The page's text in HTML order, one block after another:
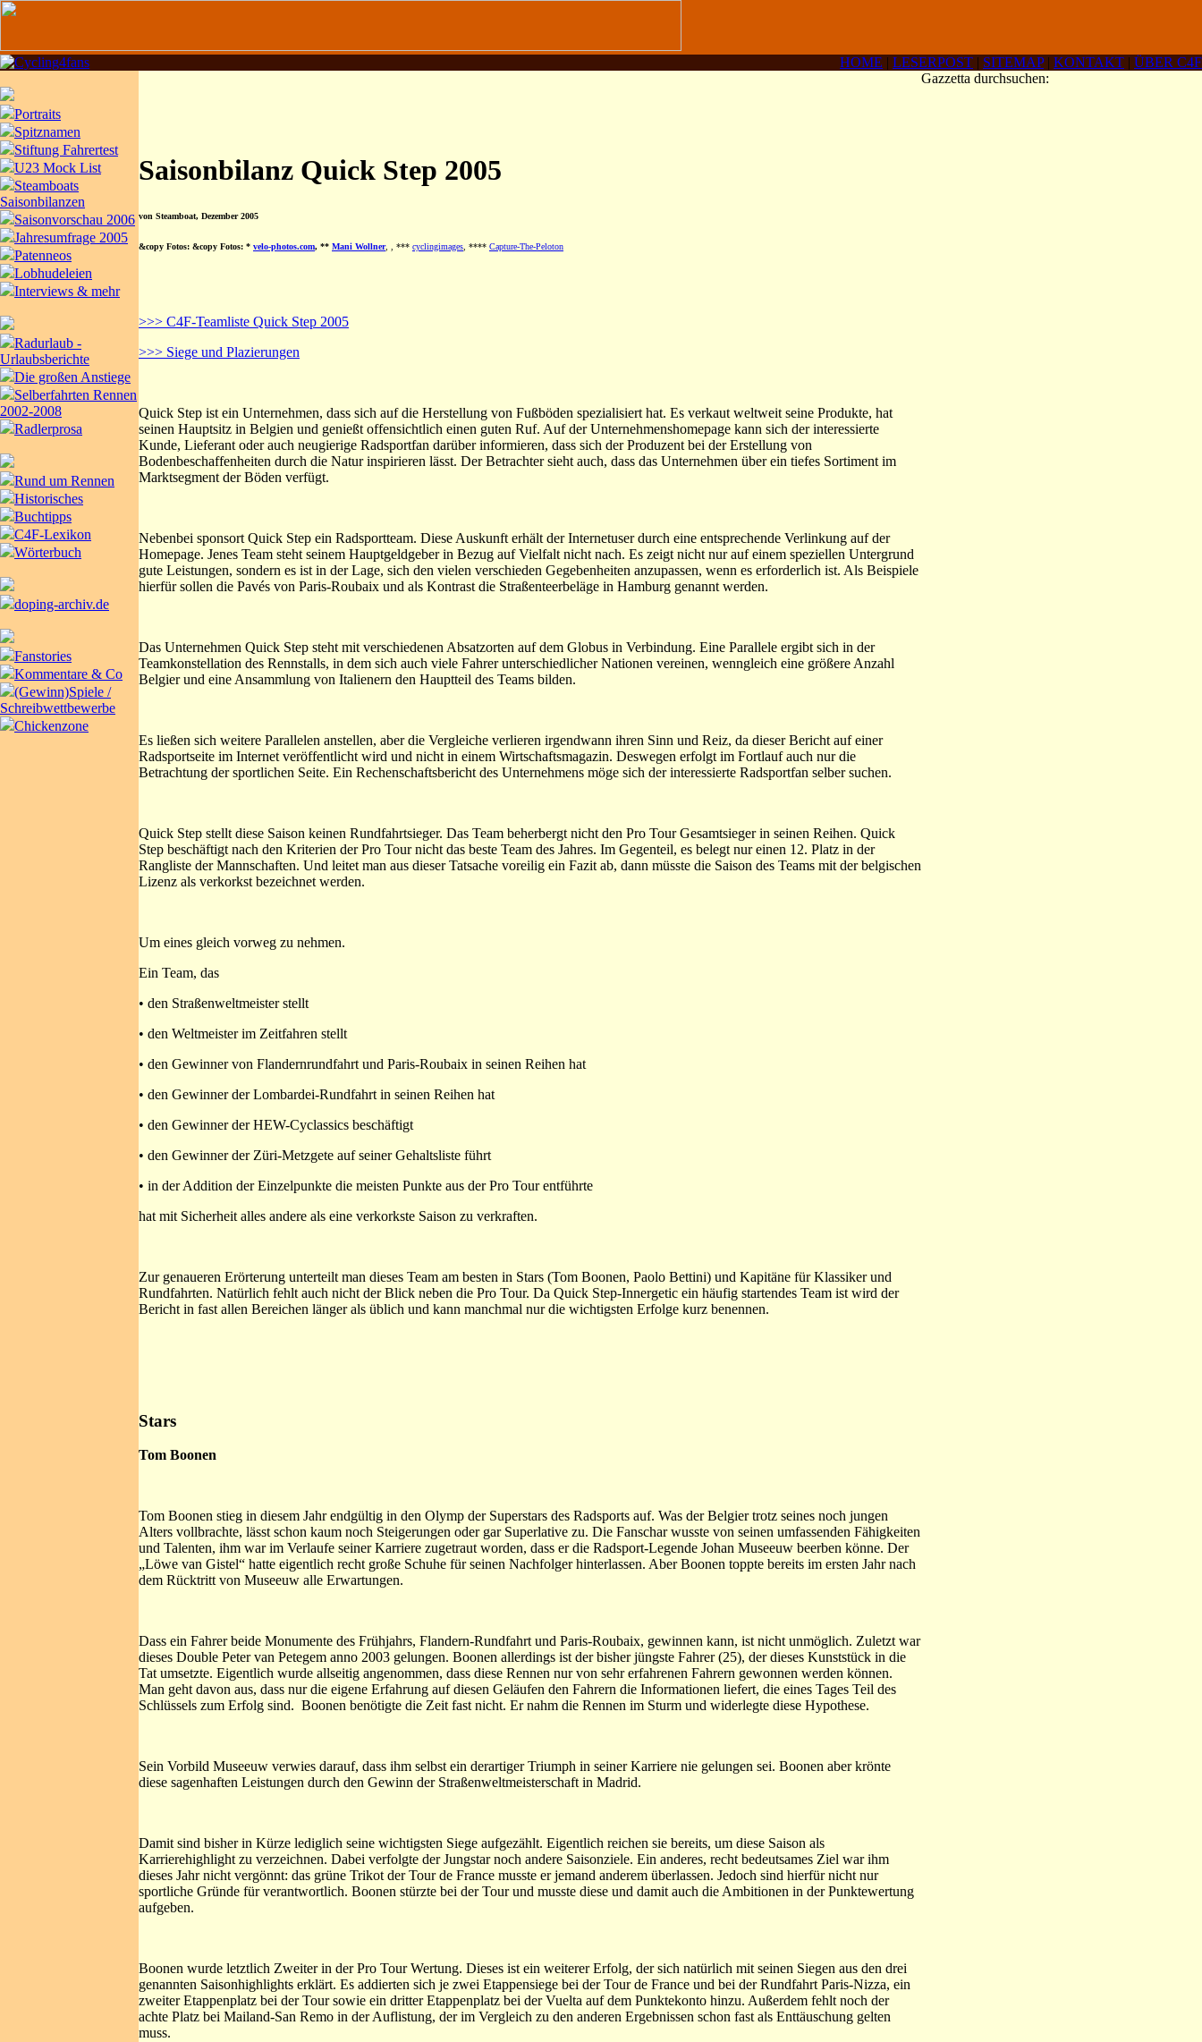
HOME | LESERPOST | SITEMAP| KONTAKT | ÜBER C4F
Portraits
Spitznamen
Stiftung Fahrertest
U23 Mock List
Steamboats
Saisonbilanzen
Saisonvorschau 2006
Jahresumfrage 2005
Patenneos
Lobhudeleien
Interviews & mehr
Radurlaub -
Urlaubsberichte
Die großen Anstiege
Selberfahrten Rennen
2002-2008
Radlerprosa
Rund um Rennen
Historisches
Buchtipps
C4F-Lexikon
Wörterbuch
doping-archiv.de
Fanstories
Kommentare & Co
(Gewinn)Spiele /
Schreibwettbewerbe
Chickenzone
Saisonbilanz Quick Step 2005
von Steamboat, Dezember 2005
&copy Fotos: &copy Fotos: * velo-photos.com, ** Mani Wollner, , *** cyclingimages , **** Capture-The-Peloton
>>> C4F-Teamliste Quick Step 2005
>>> Siege und Plazierungen
Quick Step ist ein Unternehmen, dass sich auf die Herstellung von Fußböden spezialisiert hat. Es verkaut weltweit seine Produkte, hat
seinen Hauptsitz in Belgien und genießt offensichtlich einen guten Ruf. Auf der Unternehmenshomepage kann sich der interessierte
Kunde, Lieferant oder auch neugierige Radsportfan darüber informieren, dass sich der Produzent bei der Erstellung von
Bodenbeschaffenheiten durch die Natur inspirieren lässt. Der Betrachter sieht auch, dass das Unternehmen über ein tiefes Sortiment im
Marktsegment der Böden verfügt.
Nebenbei sponsort Quick Step ein Radsportteam. Diese Auskunft erhält der Internetuser durch eine entsprechende Verlinkung auf der
Homepage. Jenes Team steht seinem Hauptgeldgeber in Bezug auf Vielfalt nicht nach. Es zeigt nicht nur auf einem speziellen Untergrund
gute Leistungen, sondern es ist in der Lage, sich den vielen verschieden Gegebenheiten anzupassen, wenn es erforderlich ist. Als Beispiele
hierfür sollen die Pavés von Paris-Roubaix und als Kontrast die Straßenteerbeläge in Hamburg genannt werden.
Das Unternehmen Quick Step steht mit verschiedenen Absatzorten auf dem Globus in Verbindung. Eine Parallele ergibt sich in der
Teamkonstellation des Rennstalls, in dem sich auch viele Fahrer unterschiedlicher Nationen vereinen, wenngleich eine größere Anzahl
Belgier und eine Ansammlung von Italienern den Hauptteil des Teams bilden.
Es ließen sich weitere Parallelen anstellen, aber die Vergleiche verlieren irgendwann ihren Sinn und Reiz, da dieser Bericht auf einer
Radsportseite im Internet veröffentlicht wird und nicht in einem Wirtschaftsmagazin. Deswegen erfolgt im Fortlauf auch nur die
Betrachtung der sportlichen Seite. Ein Rechenschaftsbericht des Unternehmens möge sich der interessierte Radsportfan selber suchen.
Quick Step stellt diese Saison keinen Rundfahrtsieger. Das Team beherbergt nicht den Pro Tour Gesamtsieger in seinen Reihen. Quick
Step beschäftigt nach den Kriterien der Pro Tour nicht das beste Team des Jahres. Im Gegenteil, es belegt nur einen 12. Platz in der
Rangliste der Mannschaften. Und leitet man aus dieser Tatsache voreilig ein Fazit ab, dann müsste die Saison des Teams mit der belgischen
Lizenz als verkorkst bezeichnet werden.
Um eines gleich vorweg zu nehmen.
Ein Team, das
• den Straßenweltmeister stellt
• den Weltmeister im Zeitfahren stellt
• den Gewinner von Flandernrundfahrt und Paris-Roubaix in seinen Reihen hat
• den Gewinner der Lombardei-Rundfahrt in seinen Reihen hat
• den Gewinner der HEW-Cyclassics beschäftigt
• den Gewinner der Züri-Metzgete auf seiner Gehaltsliste führt
• in der Addition der Einzelpunkte die meisten Punkte aus der Pro Tour entführte
hat mit Sicherheit alles andere als eine verkorkste Saison zu verkraften.
Zur genaueren Erörterung unterteilt man dieses Team am besten in Stars (Tom Boonen, Paolo Bettini) und Kapitäne für Klassiker und
Rundfahrten. Natürlich fehlt auch nicht der Blick neben die Pro Tour. Da Quick Step-Innergetic ein häufig startendes Team ist wird der
Bericht in fast allen Bereichen länger als üblich und kann manchmal nur die wichtigsten Erfolge kurz benennen.
Stars
Tom Boonen
Tom Boonen stieg in diesem Jahr endgültig in den Olymp der Superstars des Radsports auf. Was der Belgier trotz seines noch jungen
Alters vollbrachte, lässt schon kaum noch Steigerungen oder gar Superlative zu. Die Fanschar wusste von seinen umfassenden Fähigkeiten
und Talenten, ihm war im Verlaufe seiner Karriere zugetraut worden, dass er die Radsport-Legende Johan Museeuw beerben könne. Der
„Löwe van Gistel“ hatte eigentlich recht große Schuhe für seinen Nachfolger hinterlassen. Aber Boonen toppte bereits im ersten Jahr nach
dem Rücktritt von Museeuw alle Erwartungen.
Dass ein Fahrer beide Monumente des Frühjahrs, Flandern-Rundfahrt und Paris-Roubaix, gewinnen kann, ist nicht unmöglich. Zuletzt war
dieses Double Peter van Petegem anno 2003 gelungen. Boonen allerdings ist der bisher jüngste Fahrer (25), der dieses Kunststück in die
Tat umsetzte. Eigentlich wurde allseitig angenommen, dass diese Rennen nur von sehr erfahrenen Fahrern gewonnen werden können.
Man geht davon aus, dass nur die eigene Erfahrung auf diesen Geläufen den Fahrern die Informationen liefert, die eines Tages Teil des
Schlüssels zum Erfolg sind. Boonen benötigte die Zeit fast nicht. Er nahm die Rennen im Sturm und widerlegte diese Hypothese.
Sein Vorbild Museeuw verwies darauf, dass ihm selbst ein derartiger Triumph in seiner Karriere nie gelungen sei. Boonen aber krönte
diese sagenhaften Leistungen durch den Gewinn der Straßenweltmeisterschaft in Madrid.
Damit sind bisher in Kürze lediglich seine wichtigsten Siege aufgezählt. Eigentlich reichen sie bereits, um diese Saison als
Karrierehighlight zu verzeichnen. Dabei verfolgte der Jungstar noch andere Saisonziele. Ein anderes, recht bedeutsames Ziel war ihm
dieses Jahr nicht vergönnt: das grüne Trikot der Tour de France musste er jemand anderem überlassen. Jedoch sind hierfür nicht nur
sportliche Gründe für verantwortlich. Boonen stürzte bei der Tour und musste diese und damit auch die Ambitionen in der Punktewertung
aufgeben.
Boonen wurde letztlich Zweiter in der Pro Tour Wertung. Dieses ist ein weiterer Erfolg, der sich natürlich mit seinen Siegen aus den drei
genannten Saisonhighlights erklärt. Es addierten sich je zwei Etappensiege bei der Tour de France und bei der Rundfahrt Paris-Nizza, ein
zweiter Etappenplatz bei der Tour sowie ein dritter Etappenplatz bei der Vuelta auf dem Punktekonto hinzu. Außerdem fehlt noch der
achte Platz bei Mailand-San Remo in der Auflistung, der im Vergleich zu den anderen Ergebnissen schon fast als Enttäuschung gelten
muss.
Gazzetta durchsuchen: